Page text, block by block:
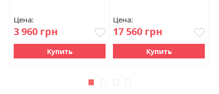
Цена:
3 960 грн
Купить
Цена:
17 560 грн
Купить